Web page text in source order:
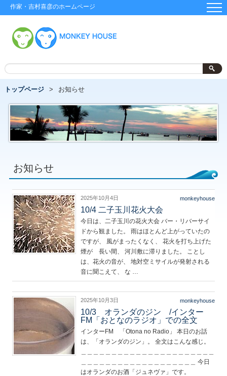
作家・吉村喜彦のホームページ
トップページ お知らせ
お知らせ
2025年10月4日 monkeyhouse
10/4 二子玉川花火大会
今日は、二子玉川の花火大会 バー・リバーサイ
ドから観ました。 雨はほとんど上がっていたの
ですが、 風がまったくなく、 花火を打ち上げた
煙が 長い間、 河川敷に滞りました。 ことし
は、花火の音が、 地対空ミサイルが発射される
音に聞こえて、 な …
2025年10月3日 monkeyhouse
10/3 オランダのジン /インター
FM「おとなのラジオ」での全文
インターFM 「Otona no Radio」 本日のお話
は、「オランダのジン」。 全文はこんな感じ。
＿＿＿＿＿＿＿＿＿＿＿＿＿＿＿＿＿＿＿ 今日
はオランダのお酒「ジュネヴァ」です。